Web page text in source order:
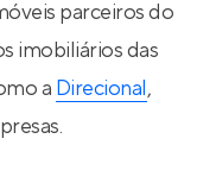
parceiros do
imobiliários das
a Direcional,